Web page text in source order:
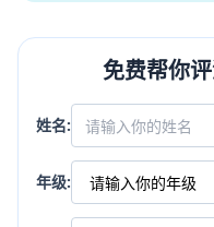
免费帮你
姓名:
年级: